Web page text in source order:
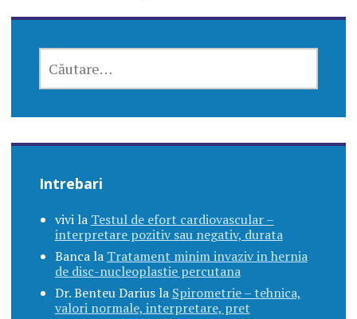
DUPĂ:
Intrebari
vivila Testul de efort cardiovascular –
interpretare pozitiv sau negativ, durata
Bancala Tratament minim invaziv in hernia
de disc-nucleoplastie percutana
Dr. Benteu Dariusla Spirometrie – tehnica,
valori normale, interpretare, pret